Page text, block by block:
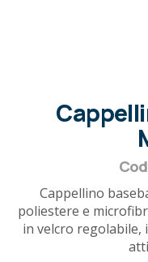
Cappellino
poliestere e
in velcro regolabile,